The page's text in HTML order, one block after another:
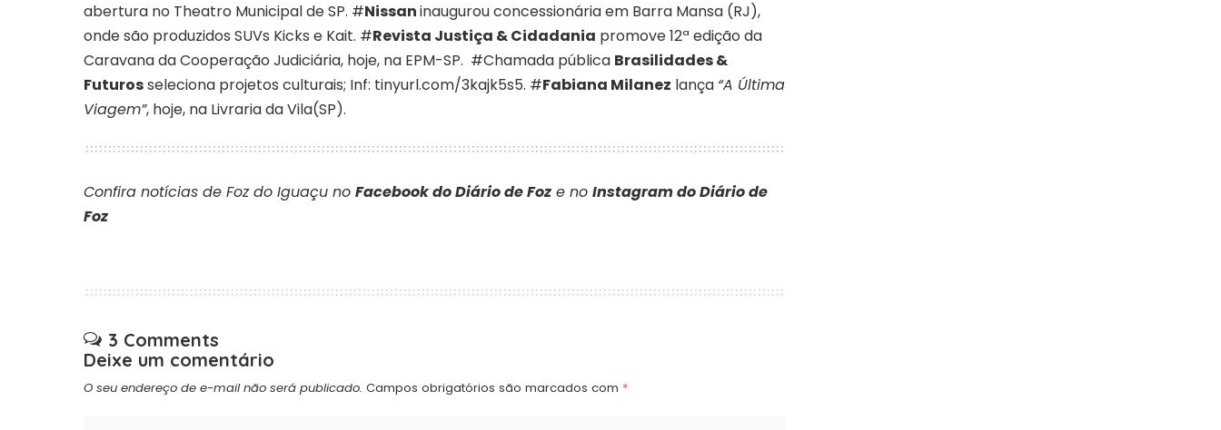
abertura no Theatro Municipal de SP. #Nissaninaugurou concessionária em Barra Mansa (RJ),
onde são produzidos SUVs Kicks e Kait. #Revista Justiça & Cidadania promove 12ª edição da
Caravana da Cooperação Judiciária, hoje, na EPM-SP. #Chamada pública Brasilidades &
Futurosseleciona projetos culturais; Inf: tinyurl.com/3kajk5s5. #Fabiana Milanez lança “A Última
Viagem”, hoje, na Livraria da Vila(SP).
Confira notícias de Foz do Iguaçu no Facebook do Diário de Foz e no Instagram do Diário de
Foz
3 Comments
Deixe um comentário
O seu endereço de e-mail não será publicado. Campos obrigatórios são marcados com *